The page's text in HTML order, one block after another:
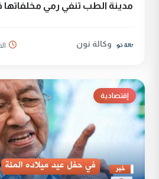
مدينة الطب تنفي رمي مخلفاتها
وكالة نون
إقتصادية